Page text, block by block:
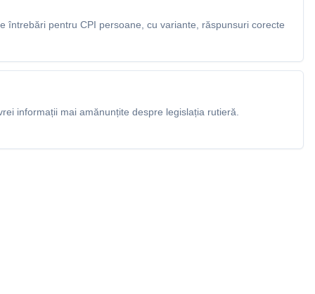
întrebări pentru CPI persoane, cu variante, răspunsuri corecte
informații mai amănunțite despre legislația rutieră.